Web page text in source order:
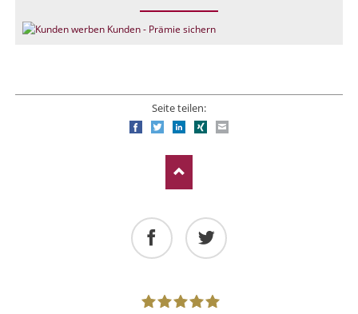
Seite teilen:
FacebookTwitterLinkedIn
Xing